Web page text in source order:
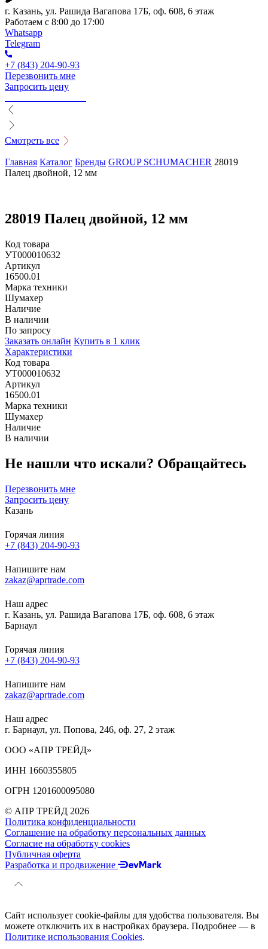
г. Казань, ул. Рашида Вагапова 17Б, оф. 608, 6 этаж
Работаем с 8:00 до 17:00
Whatsapp
Telegram
+7 (843) 204-90-93
Перезвонить мне
Запросить цену
Смотреть все
Главная Каталог Бренды GROUP SCHUMACHER 28019
Палец двойной, 12 мм
28019 Палец двойной, 12 мм
Код товара
УТ000010632
Артикул
16500.01
Марка техники
Шумахер
Наличие
В наличии
По запросу
Заказать онлайн Купить в 1 клик
Характеристики
Код товара
УТ000010632
Артикул
16500.01
Марка техники
Шумахер
Наличие
В наличии
Не нашли что искали? Обращайтесь
Перезвонить мне
Запросить цену
Казань
Горячая линия
+7 (843) 204-90-93
Напишите нам
zakaz@aprtrade.com
Наш адрес
г. Казань, ул. Рашида Вагапова 17Б, оф. 608, 6 этаж
Барнаул
Горячая линия
+7 (843) 204-90-93
Напишите нам
zakaz@aprtrade.com
Наш адрес
г. Барнаул, ул. Попова, 246, оф. 27, 2 этаж
ООО «АПР ТРЕЙД»
ИНН 1660355805
ОГРН 1201600095080
© АПР ТРЕЙД 2026
Политика конфиденциальности
Соглашение на обработку персональных данных
Согласие на обработку cookies
Публичная оферта
Разработка и продвижение
Сайт использует cookie-файлы для удобства пользователя. Вы
можете отключить их в настройках браузера. Подробнее — в
Политике использования Cookies.